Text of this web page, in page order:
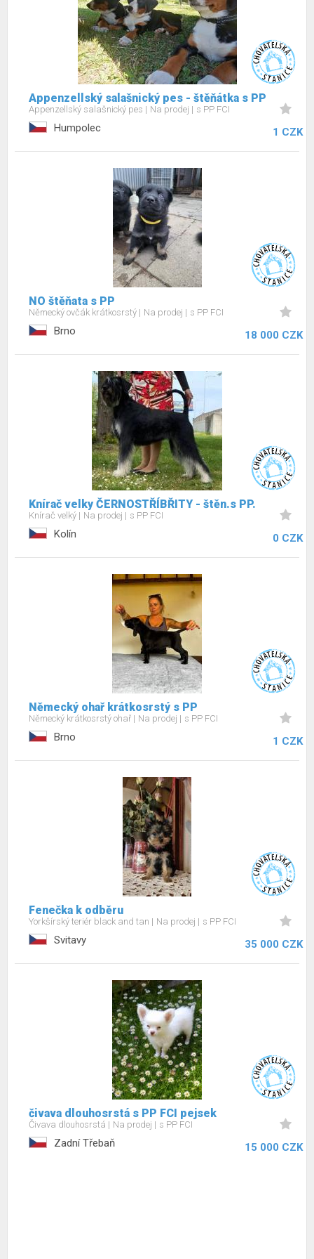
Appenzellský salašnický pes - štěňátka s PP
Appenzellský salašnický pes Na prodej s PP FCI
Humpolec 1 CZK
NO štěňata s PP
Německý ovčák krátkosrstý Na prodej s PP FCI
Brno 18 000 CZK
Knírač velky ČERNOSTŘÍBŘITY - štěn.s PP.
Knírač velký Na prodej s PP FCI
Kolín 0 CZK
Německý ohař krátkosrstý s PP
Německý krátkosrstý ohař Na prodej s PP FCI
Brno 1 CZK
Fenečka k odběru
Yorkšírský teriér black and tan Na prodej s PP FCI
Svitavy 35 000 CZK
čivava dlouhosrstá s PP FCI pejsek
Čivava dlouhosrstá Na prodej s PP FCI
Zadní Třebaň 15 000 CZK